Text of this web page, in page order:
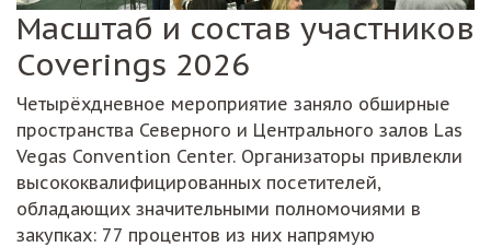
Масштаб и состав участников
Coverings 2026
Четырёхдневное мероприятие заняло обширные
пространства Северного и Центрального залов Las
Vegas Convention Center. Организаторы привлекли
высококвалифицированных посетителей,
обладающих значительными полномочиями в
закупках: 77 процентов из них напрямую